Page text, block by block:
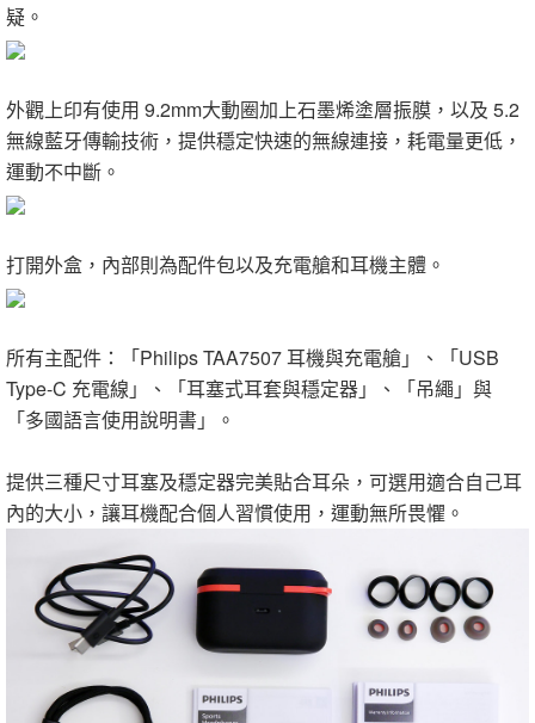
疑。
外觀上印有使用 9.2mm大動圈加上石墨烯塗層振膜，以及 5.2
無線藍牙傳輸技術，提供穩定快速的無線連接，耗電量更低，
運動不中斷。
打開外盒，內部則為配件包以及充電艙和耳機主體。
所有主配件：「Philips TAA7507 耳機與充電艙」、「USB
Type-C 充電線」、「耳塞式耳套與穩定器」、「吊繩」與
「多國語言使用說明書」。
提供三種尺寸耳塞及穩定器完美貼合耳朵，可選用適合自己耳
內的大小，讓耳機配合個人習慣使用，運動無所畏懼。